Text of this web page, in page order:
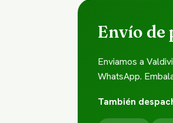
Envío de
Enviamos a
WhatsApp.
También